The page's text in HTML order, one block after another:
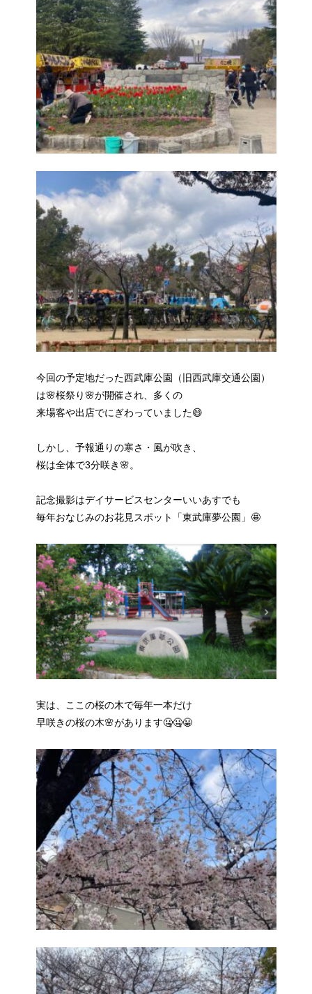
今回の予定地だった西武庫公園（旧西武庫交通公園）
は🌸桜祭り🌸が開催され、多くの
来場客や出店でにぎわっていました😄
しかし、予報通りの寒さ・風が吹き、
桜は全体で3分咲き🌸。
記念撮影はデイサービスセンターいいあすでも
毎年おなじみのお花見スポット「東武庫夢公園」🤩
実は、ここの桜の木で毎年一本だけ
早咲きの桜の木🌸があります🤐🤐😀